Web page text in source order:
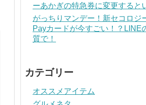
ーあかぎの特急券に変更すると
がっちりマンデー！新セコロ
Payカードが今すごい！？LINE
質で！
カテゴリー
オススメアイテム